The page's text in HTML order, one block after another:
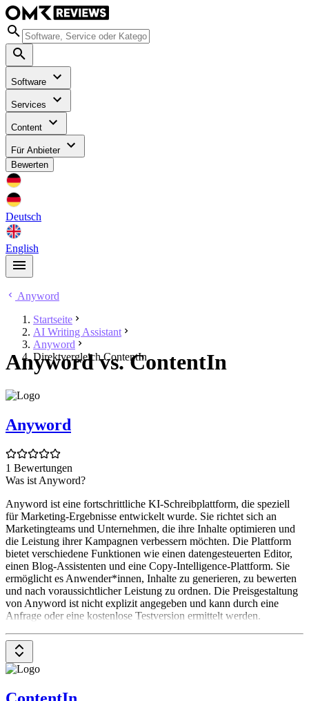
Software
Services
Content
Für Anbieter
Bewerten
Deutsch
English
Anyword
Startseite
AI Writing Assistant
Anyword
Direktvergleich ContentIn
Anyword vs. ContentIn
Anyword
1 Bewertungen
Was ist Anyword?
Anyword ist eine fortschrittliche KI-Schreibplattform, die speziell
für Marketing-Ergebnisse entwickelt wurde. Sie richtet sich an
Marketingteams und Unternehmen, die ihre Inhalte optimieren und
die Leistung ihrer Kampagnen verbessern möchten. Die Plattform
bietet verschiedene Funktionen wie einen datengesteuerten Editor,
einen Blog-Assistenten und eine Copy-Intelligence-Plattform. Sie
ermöglicht es Anwender*innen, Inhalte zu generieren, zu bewerten
und nach voraussichtlicher Leistung zu ordnen. Die Preisgestaltung
von Anyword ist nicht explizit angegeben und kann durch eine
Anfrage oder eine kostenlose Testversion ermittelt werden.